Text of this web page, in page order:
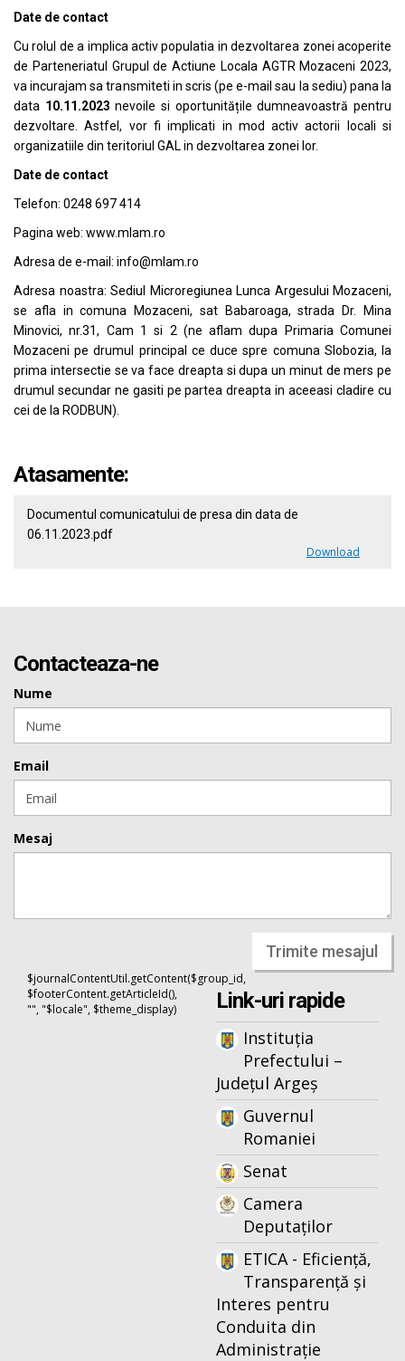
Date de contact
Cu rolul de a implica activ populatia in dezvoltarea zonei acoperite
de Parteneriatul Grupul de Actiune Locala AGTR Mozaceni 2023,
va incurajam sa transmiteti in scris (pe e-mail sau la sediu) pana la
data 10.11.2023 nevoile si oportunitățile dumneavoastră pentru
dezvoltare. Astfel, vor fi implicati in mod activ actorii locali si
organizatiile din teritoriul GAL in dezvoltarea zonei lor.
Date de contact
Telefon: 0248 697 414
Pagina web: www.mlam.ro
Adresa de e-mail: info@mlam.ro
Adresa noastra: Sediul Microregiunea Lunca Argesului Mozaceni,
se afla in comuna Mozaceni, sat Babaroaga, strada Dr. Mina
Minovici, nr.31, Cam 1 si 2 (ne aflam dupa Primaria Comunei
Mozaceni pe drumul principal ce duce spre comuna Slobozia, la
prima intersectie se va face dreapta si dupa un minut de mers pe
drumul secundar ne gasiti pe partea dreapta in aceeasi cladire cu
cei de la RODBUN).
Atasamente:
Documentul comunicatului de presa din data de
06.11.2023.pdf
Download
Contacteaza-ne
Nume
Email
Mesaj
Trimite mesajul
$journalContentUtil.getContent($group_id,
$footerContent.getArticleId(),
"", "$locale", $theme_display)
Link-uri rapide
Instituția
Prefectului –
Județul Argeș
Guvernul
Romaniei
Senat
Camera
Deputaților
ETICA - Eficiență,
Transparență și
Interes pentru
Conduita din
Administrație